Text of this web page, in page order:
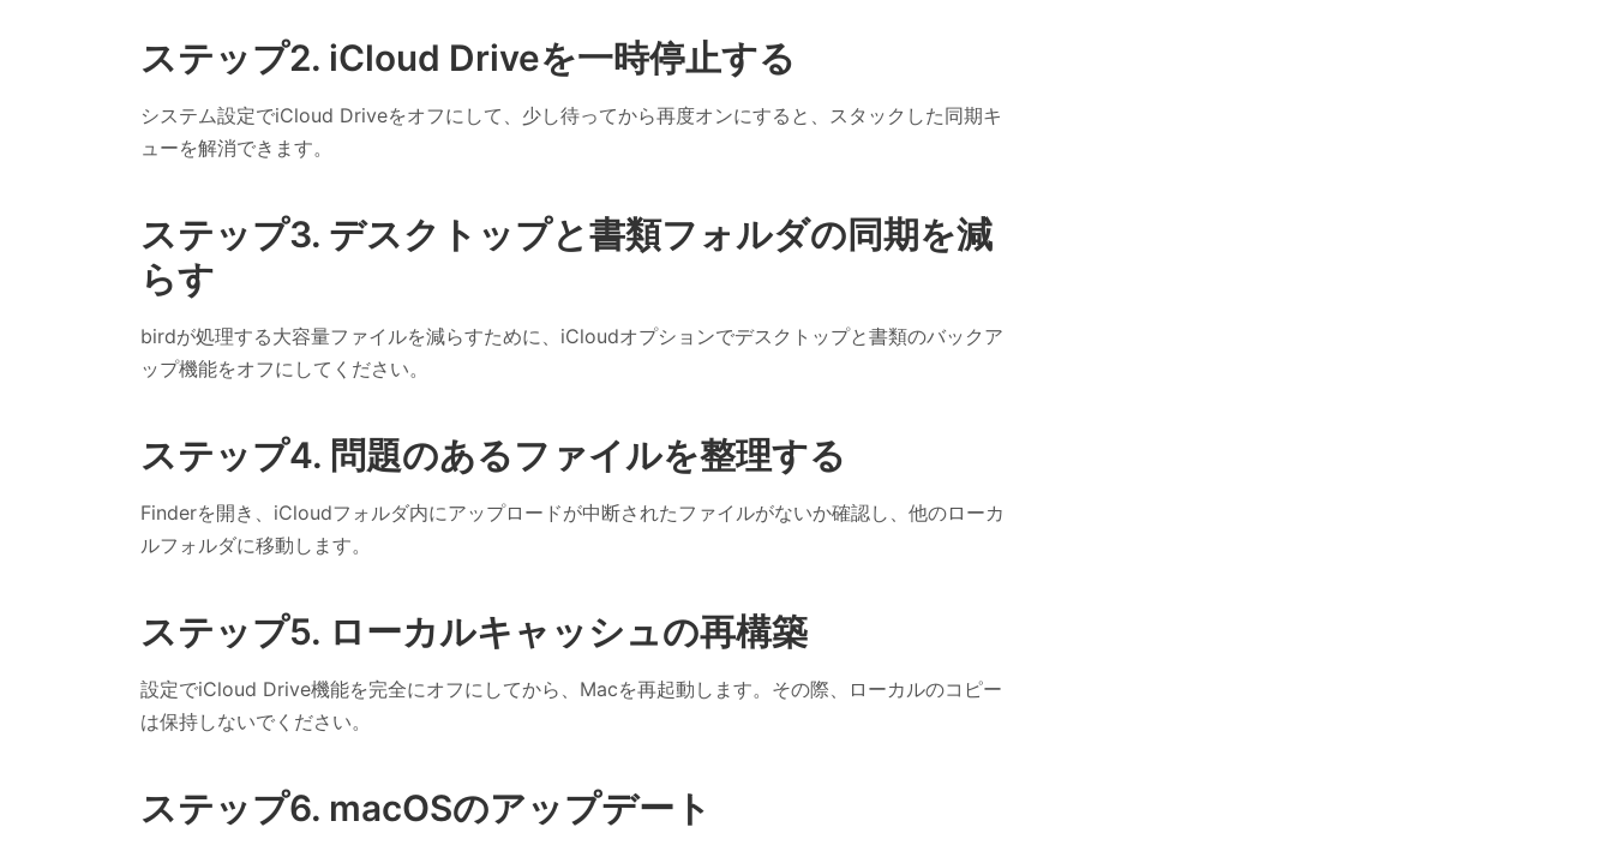
ステップ2. iCloud Driveを一時停止する
システム設定でiCloud Driveをオフにして、少し待ってから再度オンにすると、スタックした同期キ
ューを解消できます。
ステップ3. デスクトップと書類フォルダの同期を減
らす
birdが処理する大容量ファイルを減らすために、iCloudオプションでデスクトップと書類のバックア
ップ機能をオフにしてください。
ステップ4. 問題のあるファイルを整理する
Finderを開き、iCloudフォルダ内にアップロードが中断されたファイルがないか確認し、他のローカ
ルフォルダに移動します。
ステップ5. ローカルキャッシュの再構築
設定でiCloud Drive機能を完全にオフにしてから、Macを再起動します。その際、ローカルのコピー
は保持しないでください。
ステップ6. macOSのアップデート